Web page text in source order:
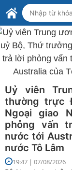
Skip to Main Content
BỘ NGOẠI
MINISTRY OF
Uỷ viên
thường trực
Ngoại giao
phỏng vấn
nước tới
nước Tô Lâm
19:47 | 07/08/2026